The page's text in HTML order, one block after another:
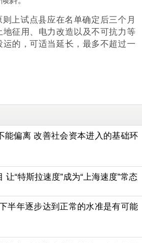
上试点县应在名单确定后三个月
征用、电力改造以及不可抗力等
运的，可适当延长，最多不超过一
能偏离 改善社会资本进入的基础环
让“特斯拉速度”成为“上海速度”常态
半年逐步达到正常的水准是有可能